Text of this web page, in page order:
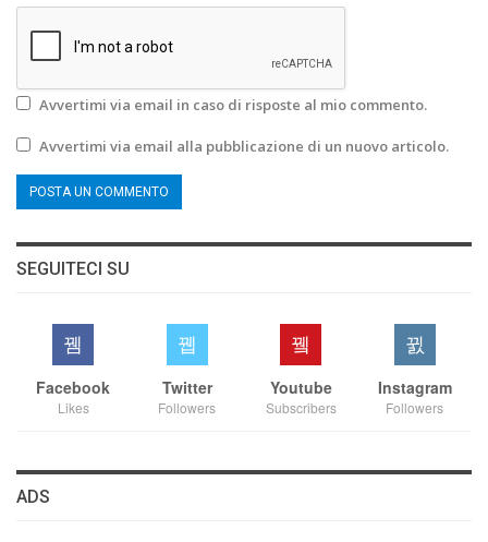
Avvertimi via email in caso di risposte al mio commento.
Avvertimi via email alla pubblicazione di un nuovo articolo.
SEGUITECI SU
Facebook
Likes
Twitter
Followers
Youtube
Subscribers
Instagram
Followers
ADS